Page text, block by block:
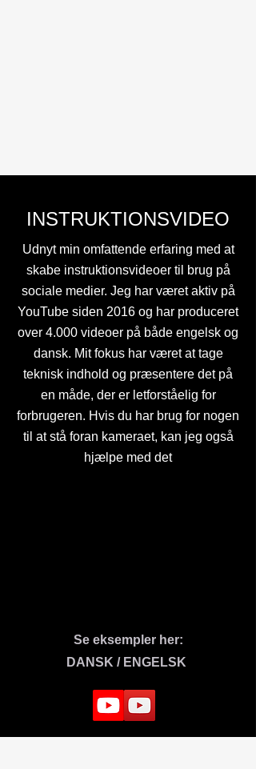
INSTRUKTIONSVIDEO
Udnyt min omfattende erfaring med at
skabe instruktionsvideoer til brug på
sociale medier. Jeg har været aktiv på
YouTube siden 2016 og har produceret
over 4.000 videoer på både engelsk og
dansk. Mit fokus har været at tage
teknisk indhold og præsentere det på
en måde, der er letforståelig for
forbrugeren. Hvis du har brug for nogen
til at stå foran kameraet, kan jeg også
hjælpe med det
Se eksempler her:
DANSK / ENGELSK